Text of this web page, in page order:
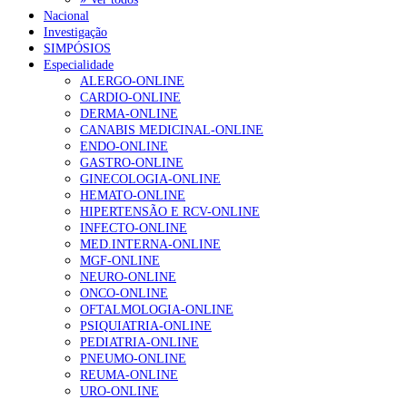
Enfermagem Forense. “Da urgência ao tribunal, cada
202 visualizações
Alguns milhares de utentes podem ficar sem médico de
175 visualizações
Quase quatro em cada dez doentes com enfarte
86 visualizações
“Os programas de rastreio do cancro do pulmão são custo-
66 visualizações
Nacional
Investigação
SIMPÓSIOS
Especialidade
ALERGO-ONLINE
CARDIO-ONLINE
DERMA-ONLINE
CANABIS MEDICINAL-ONLINE
ENDO-ONLINE
GASTRO-ONLINE
GINECOLOGIA-ONLINE
HEMATO-ONLINE
HIPERTENSÃO E RCV-ONLINE
INFECTO-ONLINE
MED.INTERNA-ONLINE
MGF-ONLINE
NEURO-ONLINE
ONCO-ONLINE
OFTALMOLOGIA-ONLINE
PSIQUIATRIA-ONLINE
PEDIATRIA-ONLINE
PNEUMO-ONLINE
REUMA-ONLINE
URO-ONLINE